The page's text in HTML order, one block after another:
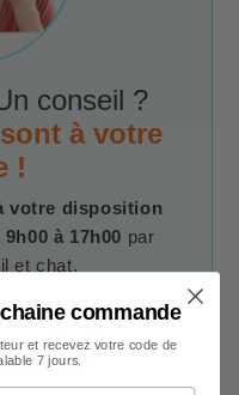
conseil ?
à votre
!
votre disposition
à 17h00 par
et chat.
commande
et recevez votre code de
7 jours.